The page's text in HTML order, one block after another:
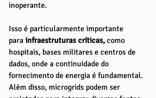
inoperante.
Isso é particularmente importante
para infraestruturas críticas, como
hospitais, bases militares e centros de
dados, onde a continuidade do
fornecimento de energia é fundamental.
Além disso, microgrids podem ser